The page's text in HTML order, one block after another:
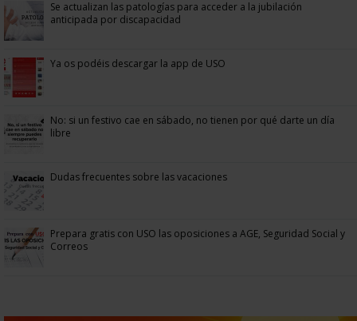
Se actualizan las patologías para acceder a la jubilación
anticipada por discapacidad
Ya os podéis descargar la app de USO
No: si un festivo cae en sábado, no tienen por qué darte un día
libre
Dudas frecuentes sobre las vacaciones
Prepara gratis con USO las oposiciones a AGE, Seguridad Social y
Correos